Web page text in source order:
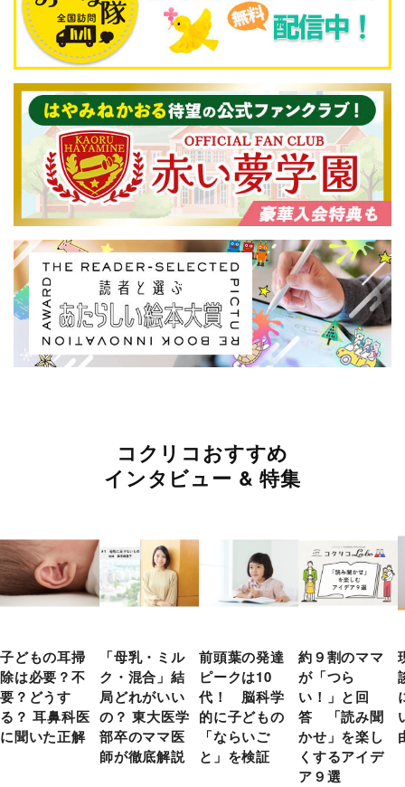
コクリコおすすめ
インタビュー & 特集
子どもの耳掃
除は必要？不
要？どうす
る？ 耳鼻科医
に聞いた正解
「母乳・ミル
ク・混合」結
局どれがいい
の？ 東大医学
部卒のママ医
師が徹底解説
前頭葉の発達
ピークは10
代！ 脳科学
的に子どもの
「ならいご
と」を検証
約９割のママ
が「つら
い！」と回
答 「読み聞
かせ」を楽し
くするアイデ
ア９選